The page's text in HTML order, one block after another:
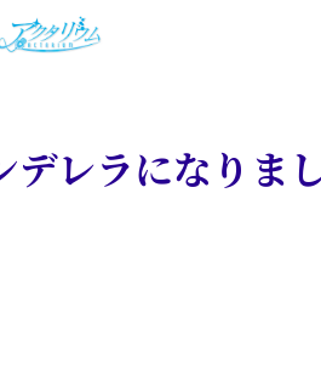
デレラになりま